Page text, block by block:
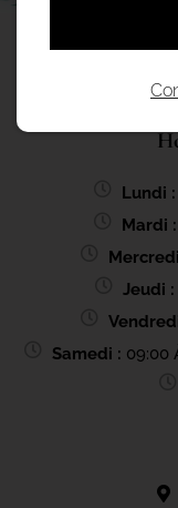
Lundi :
Mardi :
Jeudi :
Samedi : 09:00